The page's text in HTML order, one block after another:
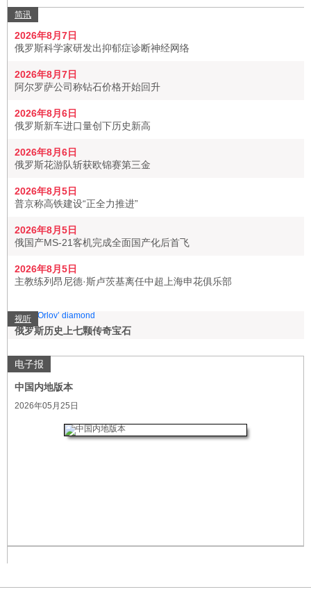
简讯
2026年8月7日
俄罗斯科学家研发出抑郁症诊断神经网络
2026年8月7日
阿尔罗萨公司称钻石价格开始回升
2026年8月6日
俄罗斯新车进口量创下历史新高
2026年8月6日
俄罗斯花游队斩获欧锦赛第三金
2026年8月5日
普京称高铁建设“正全力推进”
2026年8月5日
俄国产MS-21客机完成全面国产化后首飞
2026年8月5日
主教练列昂尼德·斯卢茨基离任中超上海申花俱乐部
视听
俄罗斯历史上七颗传奇宝石
电子报
中国内地版本
2026年05月25日